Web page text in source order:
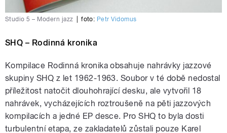
Studio 5 – Modern jazz foto: Petr Vidomus
SHQ – Rodinná kronika
Kompilace Rodinná kronika obsahuje nahrávky jazzové
skupiny SHQ z let 1962‒1963. Soubor v té době nedostal
příležitost natočit dlouhohrající desku, ale vytvořil 18
nahrávek, vycházejících roztroušeně na pěti jazzových
kompilacích a jedné EP desce. Pro SHQ to byla dosti
turbulentní etapa, ze zakladatelů zůstali pouze Karel